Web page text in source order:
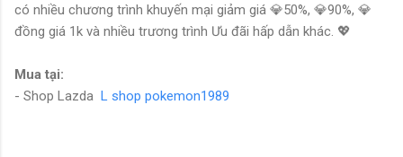
có nhiều chương trình khuyến mại giảm giá 💎50%, 💎90%, 💎
đồng giá 1k và nhiều trương trình Ưu đãi hấp dẫn khác. 💖
Mua tại:
- Shop Lazda L shop pokemon1989